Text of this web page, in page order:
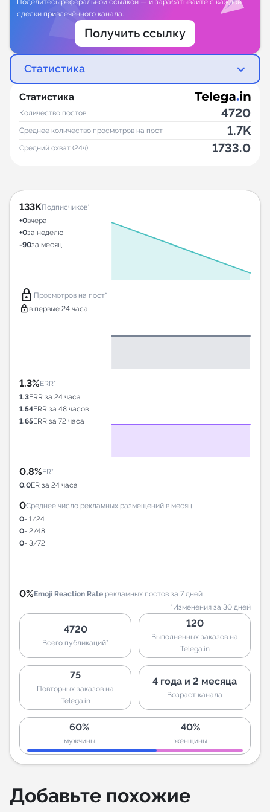
Поделитесь реферальной ссылкой — и зарабатывайте с каждой
сделки привлечённого канала.
Получить ссылку
Статистика
Статистика
Количество постов 4720
Среднее количество просмотров на пост 1.7K
Средний охват (24ч) 1733.0
133KПодписчиков*
+0вчера
+0за неделю
-90за месяц
lock Просмотров на пост*
lock в первые 24 часа
1.3%ERR*
1.3ERR за 24 часа
1.54ERR за 48 часов
1.65ERR за 72 часа
0.8%ER*
0.0ER за 24 часа
0Среднее число рекламных размещений в месяц
0- 1/24
0- 2/48
0- 3/72
0%Emoji Reaction Rate рекламных постов за 7 дней
*Изменения за 30 дней
4720
Всего публикаций*
120
Выполненных заказов на
Telega.in
75
Повторных заказов на
Telega.in
4 года и 2 месяца
Возраст канала
60%
мужчины
40%
женщины
Добавьте похожие